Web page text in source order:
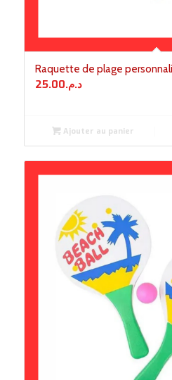
Raquette de plage
د.م.25.00
Ajouter au panier